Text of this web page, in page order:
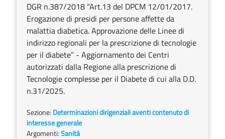
DGR n.387/2018 “Art.13 del DPCM 12/01/2017.
Erogazione di presidi per persone affette da
malattia diabetica. Approvazione delle Linee di
indirizzo regionali per la prescrizione di tecnologie
per il diabete” - Aggiornamento dei Centri
autorizzati dalla Regione alla prescrizione di
Tecnologie complesse per il Diabete di cui alla D.D.
n.31/2025.
Sezione: Determinazioni dirigenziali aventi contenuto di
interesse generale
Argomenti:Sanità